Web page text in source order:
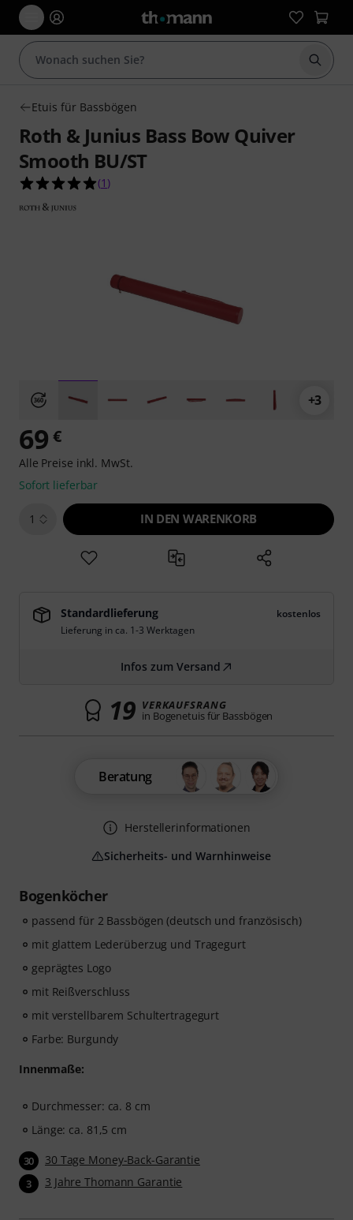
Suche
Etuis für Bassbögen
Roth & Junius Bass Bow Quiver
Smooth BU/ST
5.0 von 5 Sternen aus 1 Kundenbewertungen
(1 )
+3
Bogenköcher
passend für 2 Bassbögen (deutsch und französisch)
mit glattem Lederüberzug und Tragegurt
geprägtes Logo
mit Reißverschluss
mit verstellbarem Schultertragegurt
Farbe: Burgundy
Innenmaße:
Durchmesser: ca. 8 cm
Länge: ca. 81,5 cm
30 30 Tage Money-Back-Garantie
3 3 Jahre Thomann Garantie
69 €
Alle Preise inkl. MwSt.
Sofort lieferbar
1 IN DEN WARENKORB
Standardlieferung
kostenlos
Lieferung in ca. 1-3 Werktagen
Infos zum Versand
19 VERKAUFSRANG
in Bogenetuis für Bassbögen
Beratung
Herstellerinformationen
Sicherheits- und Warnhinweise